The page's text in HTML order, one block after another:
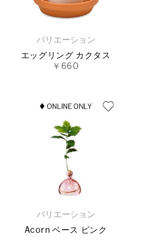
バリエーション
エッグリング カクタス
￥660
バリエーション
Acorn ベース ピンク